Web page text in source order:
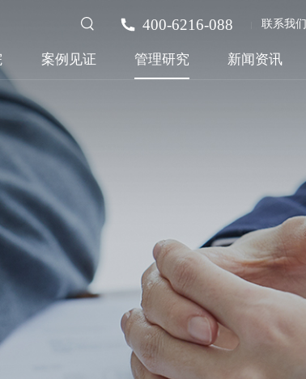
400-6216-088 联系我们
案例见证 管理研究 新闻资讯